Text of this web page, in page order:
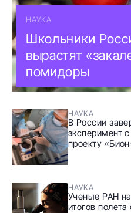
НАУКА
Школьники
вырастят
помидоры
НАУКА
В России
эксперимент
проекту
НАУКА
Ученые РАН
итогов